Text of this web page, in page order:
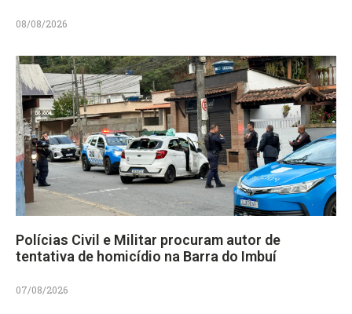
08/08/2026
Polícias Civil e Militar procuram autor de
tentativa de homicídio na Barra do Imbuí
07/08/2026